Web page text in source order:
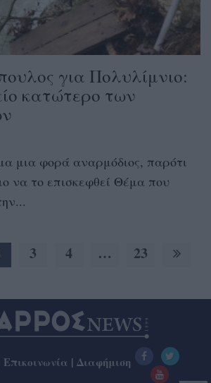
για Πολυλίμνιο:
κατώτερο των
μια φορά αναρμόδιος, παρότι
να το επισκεφθεί Θέμα που
3 4 … 23
Επικοινωνία | Διαφήμιση